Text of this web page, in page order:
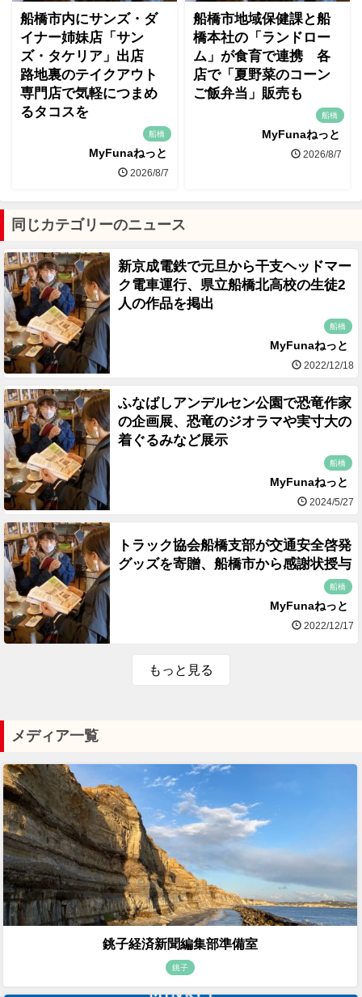
船橋市内にサンズ・ダ
イナー姉妹店「サン
ズ・タケリア」出店
路地裏のテイクアウト
専門店で気軽につまめ
るタコスを
船橋
MyFunaねっと
2026/8/7
船橋市地域保健課と船
橋本社の「ランドロー
ム」が食育で連携 各
店で「夏野菜のコーン
ご飯弁当」販売も
船橋
MyFunaねっと
2026/8/7
同じカテゴリーのニュース
新京成電鉄で元旦から干支ヘッドマー
ク電車運行、県立船橋北高校の生徒2
人の作品を掲出
船橋
MyFunaねっと
2022/12/18
ふなばしアンデルセン公園で恐竜作家
の企画展、恐竜のジオラマや実寸大の
着ぐるみなど展示
船橋
MyFunaねっと
2024/5/27
トラック協会船橋支部が交通安全啓発
グッズを寄贈、船橋市から感謝状授与
船橋
MyFunaねっと
2022/12/17
もっと見る
メディア一覧
銚子経済新聞編集部準備室
銚子